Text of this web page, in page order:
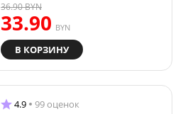
33.90 BYN
36.90BYN
В КОРЗИНУ
4.9 99 оценок